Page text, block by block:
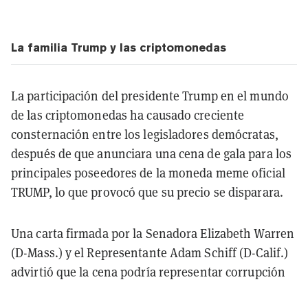
La familia Trump y las criptomonedas
La participación del presidente Trump en el mundo
de las criptomonedas ha causado creciente
consternación entre los legisladores demócratas,
después de que anunciara una cena de gala para los
principales poseedores de la moneda meme oficial
TRUMP, lo que provocó que su precio se disparara.
Una carta firmada por la Senadora Elizabeth Warren
(D-Mass.) y el Representante Adam Schiff (D-Calif.)
advirtió que la cena podría representar corrupción